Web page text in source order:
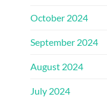
October 2024
September 2024
August 2024
July 2024